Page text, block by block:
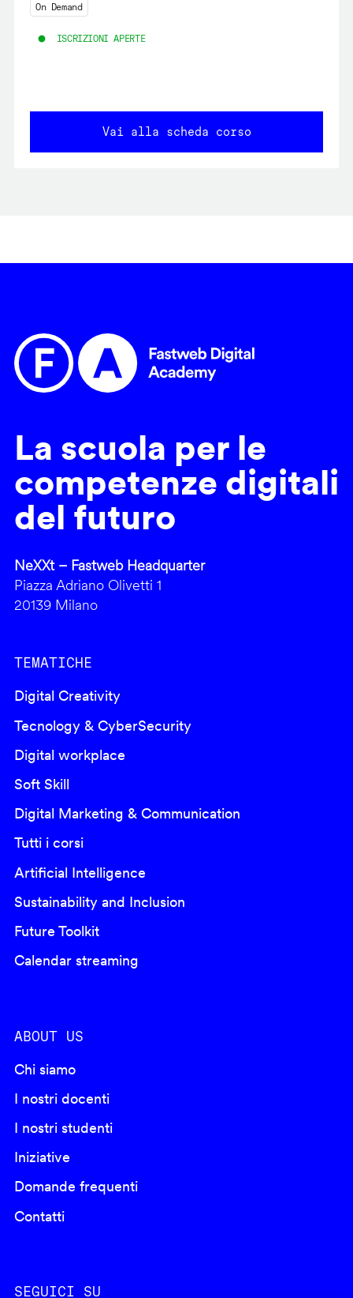
On Demand
ISCRIZIONI APERTE
Vai alla scheda corso
La scuola per le
competenze digitali
del futuro
NeXXt – Fastweb Headquarter
Piazza Adriano Olivetti 1
20139 Milano
TEMATICHE
Digital Creativity
Tecnology & CyberSecurity
Digital workplace
Soft Skill
Digital Marketing & Communication
Tutti i corsi
Artificial Intelligence
Sustainability and Inclusion
Future Toolkit
Calendar streaming
ABOUT US
Chi siamo
I nostri docenti
I nostri studenti
Iniziative
Domande frequenti
Contatti
SEGUICI SU